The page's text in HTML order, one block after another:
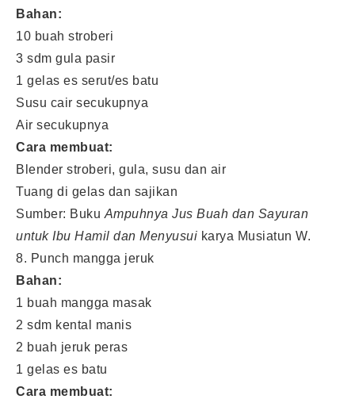
Bahan:
10 buah stroberi
3 sdm gula pasir
1 gelas es serut/es batu
Susu cair secukupnya
Air secukupnya
Cara membuat:
Blender stroberi, gula, susu dan air
Tuang di gelas dan sajikan
Sumber: Buku Ampuhnya Jus Buah dan Sayuran
untuk Ibu Hamil dan Menyusui karya Musiatun W.
8. Punch mangga jeruk
Bahan:
1 buah mangga masak
2 sdm kental manis
2 buah jeruk peras
1 gelas es batu
Cara membuat: